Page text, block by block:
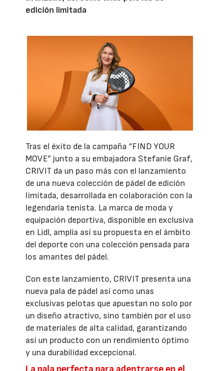
edición limitada
Tras el éxito de la campaña “FIND YOUR
MOVE” junto a su embajadora Stefanie Graf,
CRIVIT da un paso más con el lanzamiento
de una nueva colección de pádel de edición
limitada, desarrollada en colaboración con la
legendaria tenista. La marca de moda y
equipación deportiva, disponible en exclusiva
en Lidl, amplía así su propuesta en el ámbito
del deporte con una colección pensada para
los amantes del pádel.
Con este lanzamiento, CRIVIT presenta una
nueva pala de pádel así como unas
exclusivas pelotas que apuestan no solo por
un diseño atractivo, sino también por el uso
de materiales de alta calidad, garantizando
así un producto con un rendimiento óptimo
y una durabilidad excepcional.